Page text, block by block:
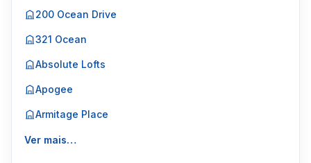
200 Ocean Drive
321 Ocean
Absolute Lofts
Apogee
Armitage Place
Ver mais…